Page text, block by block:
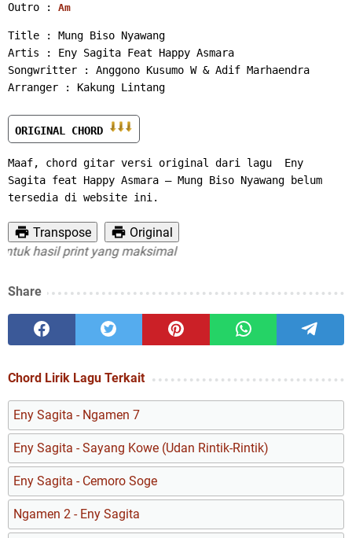
Outro : Am
Title : Mung Biso Nyawang
Artis : Eny Sagita Feat Happy Asmara
Songwritter : Anggono Kusumo W & Adif Marhaendra
Arranger : Kakung Lintang
ORIGINAL CHORD
Maaf, chord gitar versi original dari lagu  Eny
Sagita feat Happy Asmara – Mung Biso Nyawang belum
tersedia di website ini.
Transpose
Original
hasil print yang maksimal
Share
Chord Lirik Lagu Terkait
Eny Sagita - Ngamen 7
Eny Sagita - Sayang Kowe (Udan Rintik-Rintik)
Eny Sagita - Cemoro Soge
Ngamen 2 - Eny Sagita